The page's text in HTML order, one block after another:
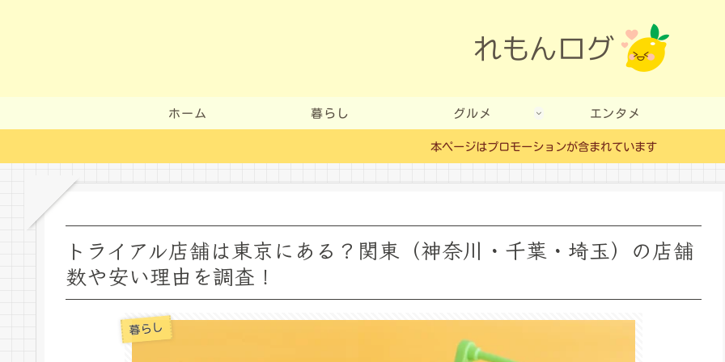
ホーム 暮らし グルメ エンタメ
本ページはプロモーションが含まれています
トライアル店舗は東京にある？関東（神奈川・千葉・埼玉）の店舗
数や安い理由を調査！
暮らし